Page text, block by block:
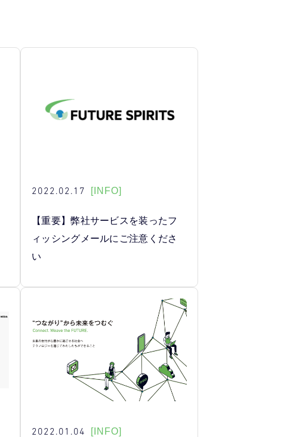
2022.02.17 [INFO]
【重要】弊社サービスを装ったフ
ィッシングメールにご注意くださ
い
2022.01.04 [INFO]